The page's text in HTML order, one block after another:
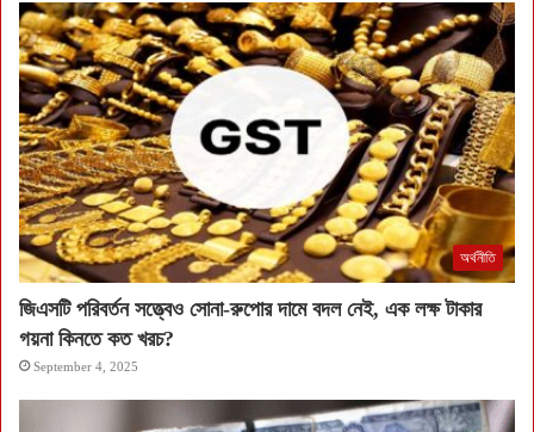
অর্থনীতি
জিএসটি পরিবর্তন সত্ত্বেও সোনা-রুপোর দামে বদল নেই, এক লক্ষ টাকার
গয়না কিনতে কত খরচ?
September 4, 2025